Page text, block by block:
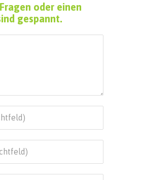
oder einen
gespannt.